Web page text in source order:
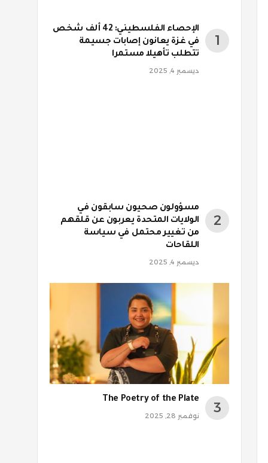
الإحصاء الفلسطيني: 42 ألف شخص
في غزة يعانون إصابات جسيمة
تتطلب تأهيلا مستمرا
ديسمبر 4, 2025
مسؤولون صحيون سابقون في
الولايات المتحدة يعربون عن قلقهم
من تغيير محتمل في سياسة
اللقاحات
ديسمبر 4, 2025
The Poetry of the Plate
نوفمبر 28, 2025